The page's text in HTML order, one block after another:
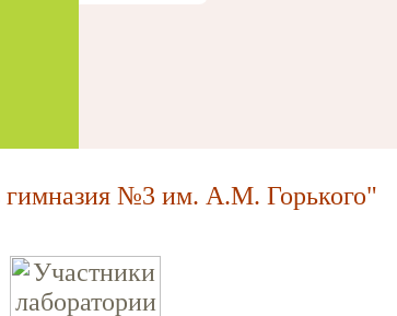
№3 им. А.М. Горького"